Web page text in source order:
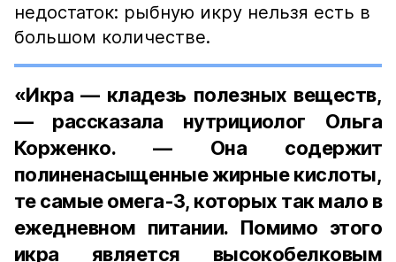
недостаток: рыбную икру нельзя есть в
большом количестве.
«Икра — кладезь полезных веществ,
— рассказала нутрициолог Ольга
Корженко. — Она содержит
полиненасыщенные жирные кислоты,
те самые омега-3, которых так мало в
ежедневном питании. Помимо этого
икра является высокобелковым